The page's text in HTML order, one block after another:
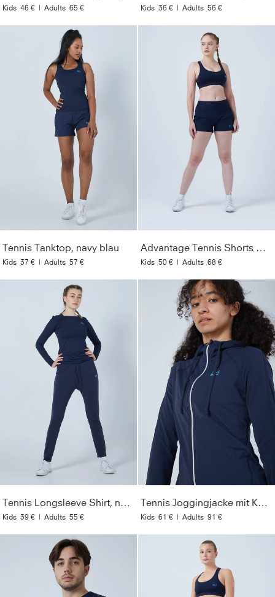
Kids 46 € | Adults 65 € Kids 36 € | Adults 56 €
Tennis Tanktop, navy blau
Kids 37 € | Adults 57 €
Advantage Tennis Shorts mit Ballhalter, navy blau
Kids 50 € | Adults 68 €
Tennis Longsleeve Shirt, navy blau
Kids 39 € | Adults 55 €
Tennis Joggingjacke mit Kapuze, navy blau
Kids 61 € | Adults 91 €